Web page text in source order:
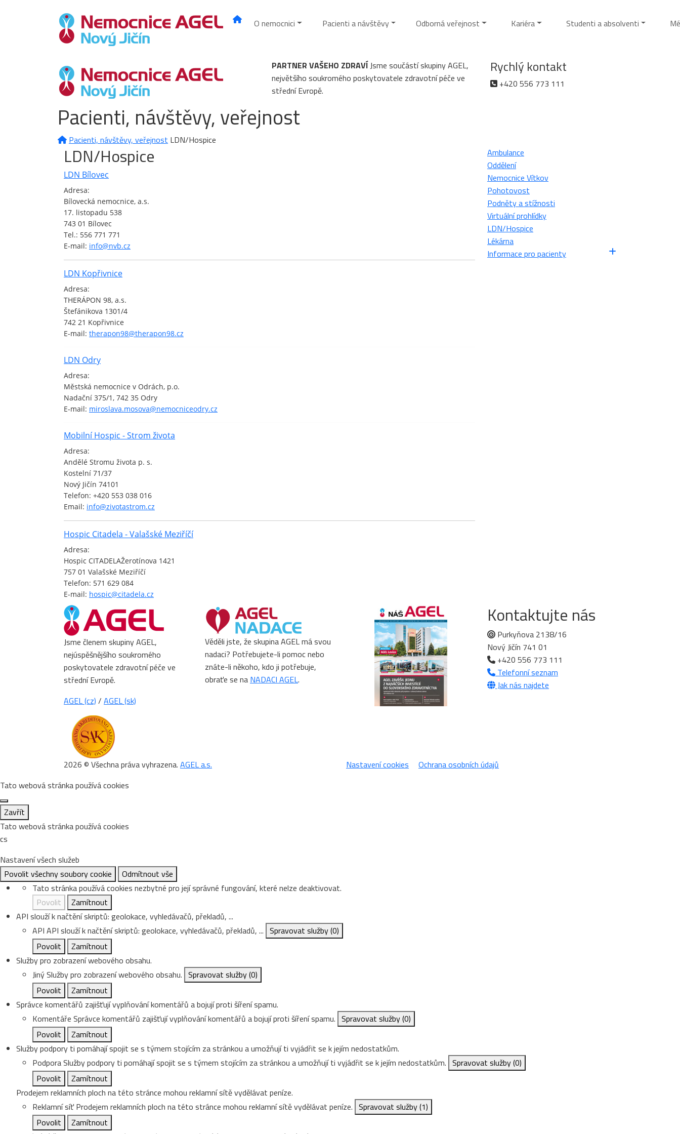
O nemocnici Pacienti a návštěvy Odborná veřejnost Kariéra Studenti a absolventi
PARTNER VAŠEHO ZDRAVÍJsme součástí skupiny AGEL,
největšího soukromého poskytovatele zdravotní péče ve
střední Evropě.
Rychlý kontakt
+420 556 773 111
Pacienti, návštěvy, veřejnost
Pacienti, návštěvy, veřejnost LDN/Hospice
LDN/Hospice
LDN Bílovec
Adresa:
Bílovecká nemocnice, a.s.
17. listopadu 538
743 01 Bílovec
Tel.: 556 771 771
E-mail: info@nvb.cz
LDN Kopřivnice
Adresa:
THERÁPON 98, a.s.
Štefánikova 1301/4
742 21 Kopřivnice
E-mail: therapon98@therapon98.cz
LDN Odry
Adresa:
Městská nemocnice v Odrách, p.o.
Nadační 375/1, 742 35 Odry
E-mail: miroslava.mosova@nemocniceodry.cz
Mobilní Hospic - Strom života
Adresa:
Andělé Stromu života p. s.
Kostelní 71/37
Nový Jičín 74101
Telefon: +420 553 038 016
Email: info@zivotastrom.cz
Hospic Citadela - Valašské Meziříčí
Adresa:
Hospic CITADELAŽerotínova 1421
757 01 Valašské Meziříčí
Telefon: 571 629 084
E-mail: hospic@citadela.cz
Ambulance
Oddělení
Nemocnice Vítkov
Pohotovost
Podněty a stížnosti
Virtuální prohlídky
LDN/Hospice
Lékárna
Informace pro pacienty
Jsme členem skupiny AGEL,
nejúspěšnějšího soukromého
poskytovatele zdravotní péče ve
střední Evropě.
AGEL (cz) / AGEL (sk)
Věděli jste, že skupina AGEL má svou
nadaci? Potřebujete-li pomoc nebo
znáte-li někoho, kdo ji potřebuje,
obraťe se na NADACI AGEL.
Kontaktujte nás
Purkyňova 2138/16
Nový Jičín 741 01
+420 556 773 111
Telefonní seznam
Jak nás najdete
2026 © Všechna práva vyhrazena. AGEL a.s. Nastavení cookies
Ochrana osobních údajů
Tato webová stránka používá cookies
Zavřít
Tato webová stránka používá cookies
cs
Nastavení všech služeb
Povolit všechny soubory cookie
Odmítnout vše
Tato stránka používá cookies nezbytné pro její správné fungování, které nelze deaktivovat.
Povolit
Zamítnout
API slouží k načtění skriptů: geolokace, vyhledávačů, překladů, ...
API API slouží k načtění skriptů: geolokace, vyhledávačů, překladů, ... Spravovat služby(0)
Povolit
Zamítnout
Služby pro zobrazení webového obsahu.
JinýSlužby pro zobrazení webového obsahu. Spravovat služby(0)
Povolit
Zamítnout
Správce komentářů zajišťují vyplňování komentářů a bojují proti šíření spamu.
Komentáře Správce komentářů zajišťují vyplňování komentářů a bojují proti šíření spamu. Spravovat služby(0)
Povolit
Zamítnout
Služby podpory ti pomáhají spojit se s týmem stojícím za stránkou a umožňují ti vyjádřit se k jejím nedostatkům.
PodporaSlužby podpory ti pomáhají spojit se s týmem stojícím za stránkou a umožňují ti vyjádřit se k jejím nedostatkům. Spravovat služby(0)
Povolit
Zamítnout
Prodejem reklamních ploch na této stránce mohou reklamní sítě vydělávat peníze.
Reklamní síť Prodejem reklamních ploch na této stránce mohou reklamní sítě vydělávat peníze. Spravovat služby(1)
Povolit
Zamítnout